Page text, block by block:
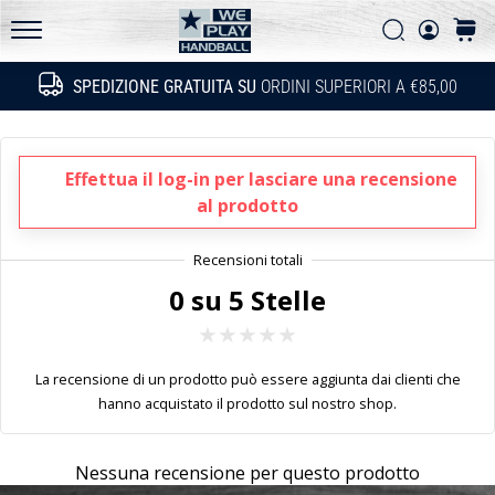
SPEDIZIONE GRATUITA SU ORDINI SUPERIORI A €85,00
WePlayHandball.it
Ricerca
Ricerca
gli
aggiornamenti
tecnici
se
Tempo di lettura: 3 min.
PUMA
Accelerate
NITRO
5
Effettua il log-in per lasciare una recensione
al prodotto
0 su 5 Stelle
La recensione di un prodotto può essere aggiunta dai clienti che
hanno acquistato il prodotto sul nostro shop.
Nessuna recensione per questo prodotto